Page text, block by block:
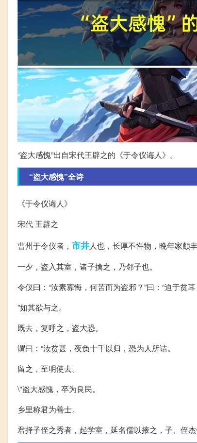
“盗大感愧”出自宋代王辟之的《于令仪诲人》。
“盗大感愧”全诗
《于令仪诲人》
宋代 王辟之
曹州于令仪者， 市井人也，长厚不忤物，晚年家颇丰
一夕，盗入其室，诸子擒之，乃邻子也。
令仪曰：“汝素寡悔，何苦而为盗邪？”曰：“迫于贫
”如其欲与之。
既去，复呼之，盗大恐。
谓曰：“汝贫甚，夜负十千以归，恐为人所诘。
留之，至明使去。
\"盗大感愧，卒为良民。
乡里称君为善士。
君择子侄之秀者，起学室，延名儒以掖之，子、侄杰